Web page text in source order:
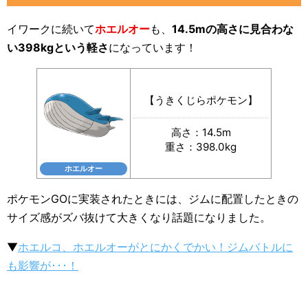
イワークに続いてホエルオーも、 14.5mの高さに見合わな
い398kgという軽さになっています！
ホエルオー
【うきくじらポケモン】
高さ：14.5m
重さ：398.0kg
ポケモンGOに実装されたときには、ジムに配置したときの
サイズ感がズバ抜けて大きくなり話題になりました。
▼ホエルコ、ホエルオーがとにかくでかい！ジムバトルに
も影響が･･･！